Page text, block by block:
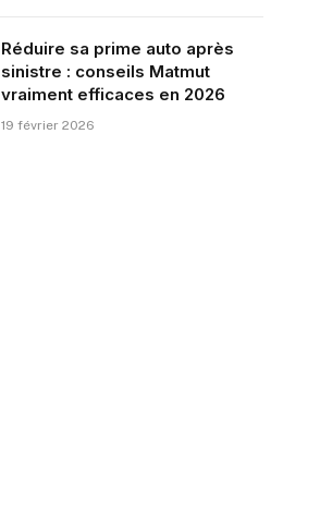
Réduire sa prime auto après
sinistre : conseils Matmut
vraiment efficaces en 2026
19 février 2026